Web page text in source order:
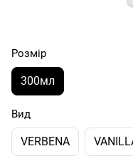
Розмір
300мл
Вид
VERBENA